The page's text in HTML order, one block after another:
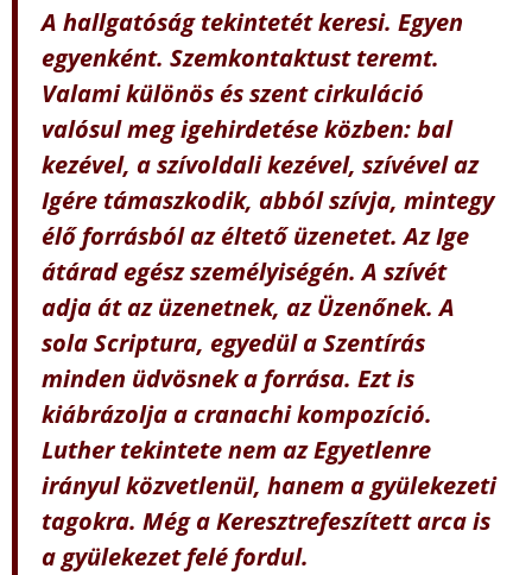
A hallgatóság tekintetét keresi. Egyen
egyenként. Szemkontaktust teremt.
Valami különös és szent cirkuláció
valósul meg igehirdetése közben: bal
kezével, a szívoldali kezével, szívével az
Igére támaszkodik, abból szívja, mintegy
élő forrásból az éltető üzenetet. Az Ige
átárad egész személyiségén. A szívét
adja át az üzenetnek, az Üzenőnek. A
sola Scriptura, egyedül a Szentírás
minden üdvösnek a forrása. Ezt is
kiábrázolja a cranachi kompozíció.
Luther tekintete nem az Egyetlenre
irányul közvetlenül, hanem a gyülekezeti
tagokra. Még a Keresztrefeszített arca is
a gyülekezet felé fordul.